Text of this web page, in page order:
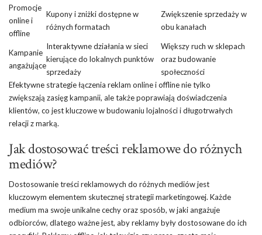
Promocje
online i
offline
Kupony i zniżki dostępne w
różnych formatach
Zwiększenie sprzedaży w
obu kanałach
Kampanie
angażujące
Interaktywne działania w sieci
kierujące do lokalnych punktów
sprzedaży
Większy ruch w sklepach
oraz budowanie
społeczności
Efektywne strategie łączenia reklam online i offline nie tylko
zwiększają zasięg kampanii, ale także poprawiają doświadczenia
klientów, co jest kluczowe w budowaniu lojalności i długotrwałych
relacji z marką.
Jak dostosować treści reklamowe do różnych
mediów?
Dostosowanie treści reklamowych do różnych mediów jest
kluczowym elementem skutecznej strategii marketingowej. Każde
medium ma swoje unikalne cechy oraz sposób, w jaki angażuje
odbiorców, dlatego ważne jest, aby reklamy były dostosowane do ich